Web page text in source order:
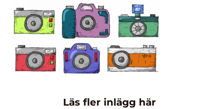
Läs fler inlägg här